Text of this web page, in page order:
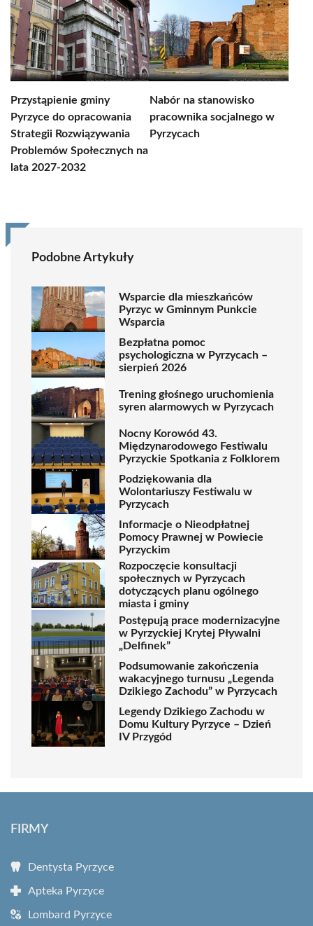
Przystąpienie gminy
Pyrzyce do opracowania
Strategii Rozwiązywania
Problemów Społecznych na
lata 2027-2032
Nabór na stanowisko
pracownika socjalnego w
Pyrzycach
Podobne Artykuły
Wsparcie dla mieszkańców
Pyrzyc w Gminnym Punkcie
Wsparcia
Bezpłatna pomoc
psychologiczna w Pyrzycach –
sierpień 2026
Trening głośnego uruchomienia
syren alarmowych w Pyrzycach
Nocny Korowód 43.
Międzynarodowego Festiwalu
Pyrzyckie Spotkania z Folklorem
Podziękowania dla
Wolontariuszy Festiwalu w
Pyrzycach
Informacje o Nieodpłatnej
Pomocy Prawnej w Powiecie
Pyrzyckim
Rozpoczęcie konsultacji
społecznych w Pyrzycach
dotyczących planu ogólnego
miasta i gminy
Postępują prace modernizacyjne
w Pyrzyckiej Krytej Pływalni
„Delfinek”
Podsumowanie zakończenia
wakacyjnego turnusu „Legenda
Dzikiego Zachodu” w Pyrzycach
Legendy Dzikiego Zachodu w
Domu Kultury Pyrzyce – Dzień
IV Przygód
FIRMY
Dentysta Pyrzyce
Apteka Pyrzyce
Lombard Pyrzyce